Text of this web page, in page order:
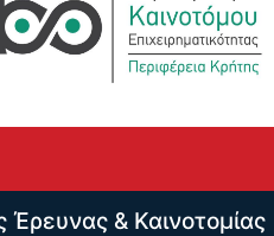
Έρευνας & Καινοτομίας